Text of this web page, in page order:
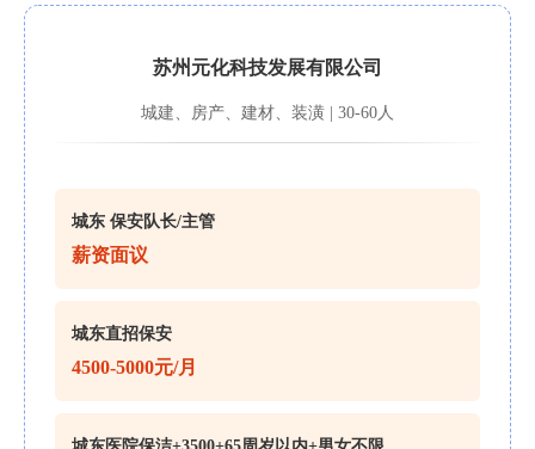
苏州元化科技发展有限公司
城建、房产、建材、装潢 | 30-60人
城东 保安队长/主管
薪资面议
城东直招保安
4500-5000元/月